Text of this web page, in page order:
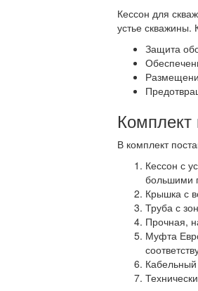
Кессон для
устье
Защита
Комплект
В комплект
Кессон с
большими
Крышка с
Труба с
Прочная,
Муфта
Кабельный